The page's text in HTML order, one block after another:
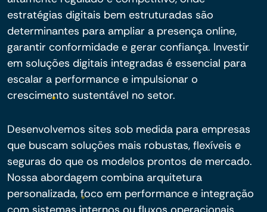
estratégias digitais bem estruturadas são
determinantes para ampliar a presença online,
garantir conformidade e gerar confiança. Investir
em soluções digitais integradas é essencial para
escalar a performance e impulsionar o
crescimento sustentável no setor.
Desenvolvemos sites sob medida para empresas
que buscam soluções mais robustas, flexíveis e
seguras do que os modelos prontos de mercado.
Nossa abordagem combina arquitetura
personalizada, foco em performance e integração